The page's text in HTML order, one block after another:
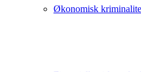
Økonomisk